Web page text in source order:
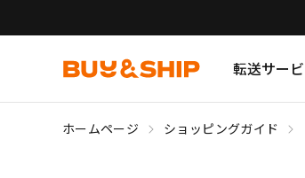
転送サー
ホームページ ショッピングガイド